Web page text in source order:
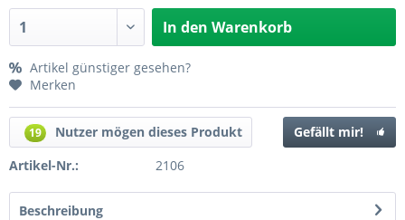
In den Warenkorb
Artikel günstiger gesehen?
Merken
19 Nutzer mögen dieses Produkt
Gefällt mir!
Artikel-Nr.:
2106
Beschreibung